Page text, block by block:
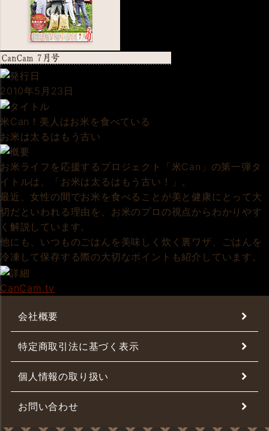
2010年5月23日
米Can！美人はお米を食べている
お米は太るはもう古い
お米ライフを応援するプロジェクト「米Can」の第一弾タ
イトルは、「お米は太るはもう古い！」。
最近、女性の間でお米を食べることが美と健康にとって大
切だといわれる理由を、お米のプロの視点からわかりやす
く解説しています。
他にも、いつものごはんを美味しく炊く裏ワザ、ごはんを
冷凍して保存する際の大切なポイントも紹介しています。
CanCam.tv
会社概要
特定商取引法に基づく表示
個人情報の取り扱い
お問い合わせ